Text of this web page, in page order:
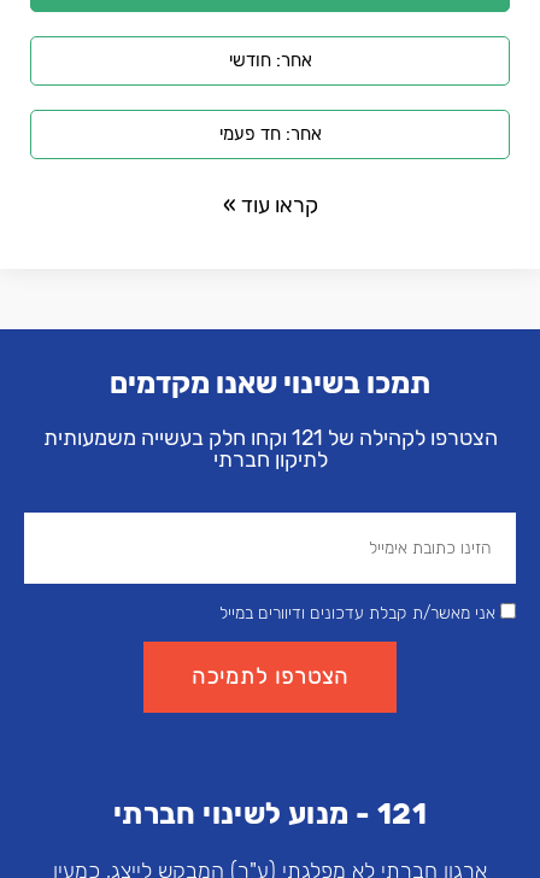
אחר: חודשי
אחר: חד פעמי
קראו עוד »
תמכו בשינוי שאנו מקדמים
הצטרפו לקהילה של 121 וקחו חלק בעשייה משמעותית
לתיקון חברתי
אני מאשר/ת קבלת עדכונים ודיוורים במייל
הצטרפו לתמיכה
121 - מנוע לשינוי חברתי
ארגון חברתי לא מפלגתי (ע"ר) המבקש לייצג, כמעין